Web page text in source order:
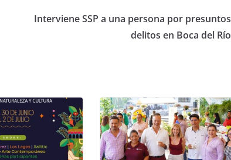
Interviene SSP a una persona por presuntos
delitos en Boca del Río